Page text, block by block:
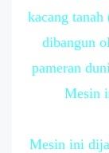
kacang tanah
dibangun
pameran
Mesin
Mesin ini